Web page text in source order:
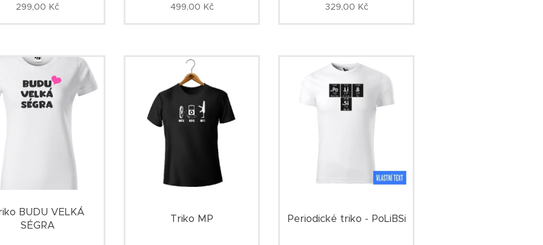
299,00 Kč 499,00 Kč 329,00 Kč
BUDU VELKÁ
SÉGRA
Triko MP Periodické triko - PoLiBSi